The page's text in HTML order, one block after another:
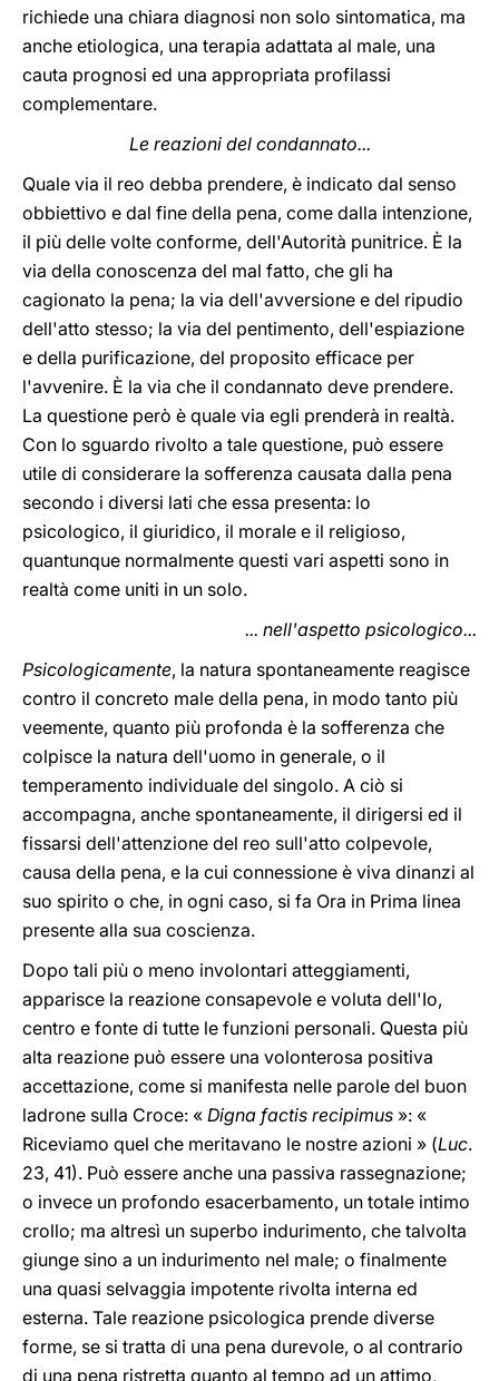
richiede una chiara diagnosi non solo sintomatica, ma
anche etiologica, una terapia adattata al male, una
cauta prognosi ed una appropriata profilassi
complementare.
Le reazioni del condannato...
Quale via il reo debba prendere, è indicato dal senso
obbiettivo e dal fine della pena, come dalla intenzione,
il più delle volte conforme, dell'Autorità punitrice. È la
via della conoscenza del mal fatto, che gli ha
cagionato la pena; la via dell'avversione e del ripudio
dell'atto stesso; la via del pentimento, dell'espiazione
e della purificazione, del proposito efficace per
l'avvenire. È la via che il condannato deve prendere.
La questione però è quale via egli prenderà in realtà.
Con lo sguardo rivolto a tale questione, può essere
utile di considerare la sofferenza causata dalla pena
secondo i diversi lati che essa presenta: lo
psicologico, il giuridico, il morale e il religioso,
quantunque normalmente questi vari aspetti sono in
realtà come uniti in un solo.
... nell'aspetto psicologico...
Psicologicamente, la natura spontaneamente reagisce
contro il concreto male della pena, in modo tanto più
veemente, quanto più profonda è la sofferenza che
colpisce la natura dell'uomo in generale, o il
temperamento individuale del singolo. A ciò si
accompagna, anche spontaneamente, il dirigersi ed il
fissarsi dell'attenzione del reo sull'atto colpevole,
causa della pena, e la cui connessione è viva dinanzi al
suo spirito o che, in ogni caso, si fa Ora in Prima linea
presente alla sua coscienza.
Dopo tali più o meno involontari atteggiamenti,
apparisce la reazione consapevole e voluta dell'Io,
centro e fonte di tutte le funzioni personali. Questa più
alta reazione può essere una volonterosa positiva
accettazione, come si manifesta nelle parole del buon
ladrone sulla Croce: « Digna factis recipimus »: «
Riceviamo quel che meritavano le nostre azioni » (Luc.
23, 41). Può essere anche una passiva rassegnazione;
o invece un profondo esacerbamento, un totale intimo
crollo; ma altresì un superbo indurimento, che talvolta
giunge sino a un indurimento nel male; o finalmente
una quasi selvaggia impotente rivolta interna ed
esterna. Tale reazione psicologica prende diverse
forme, se si tratta di una pena durevole, o al contrario
di una pena ristretta quanto al tempo ad un attimo,